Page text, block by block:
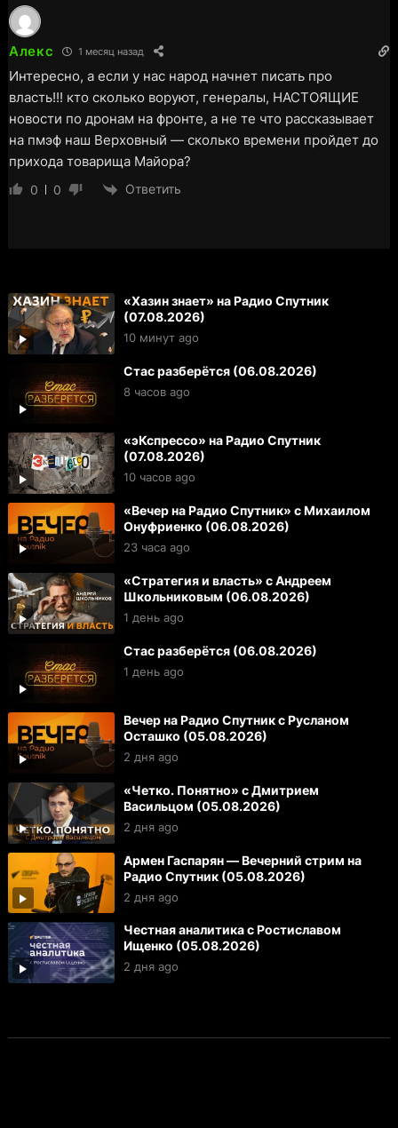
Алекс 1 месяц назад
Интересно, а если у нас народ начнет писать про
власть!!! кто сколько воруют, генералы, НАСТОЯЩИЕ
новости по дронам на фронте, а не те что рассказывает
на пмэф наш Верховный — сколько времени пройдет до
прихода товарища Майора?
0 0 Ответить
«Хазин знает» на Радио Спутник
(07.08.2026)
10 минут ago
Стас разберётся (06.08.2026)
8 часов ago
«эКспрессо» на Радио Спутник
(07.08.2026)
10 часов ago
«Вечер на Радио Спутник» с Михаилом
Онуфриенко (06.08.2026)
23 часа ago
«Стратегия и власть» с Андреем
Школьниковым (06.08.2026)
1 день ago
Стас разберётся (06.08.2026)
1 день ago
Вечер на Радио Спутник с Русланом
Осташко (05.08.2026)
2 дня ago
«Четко. Понятно» с Дмитрием
Васильцом (05.08.2026)
2 дня ago
Армен Гаспарян — Вечерний стрим на
Радио Спутник (05.08.2026)
2 дня ago
Честная аналитика с Ростиславом
Ищенко (05.08.2026)
2 дня ago